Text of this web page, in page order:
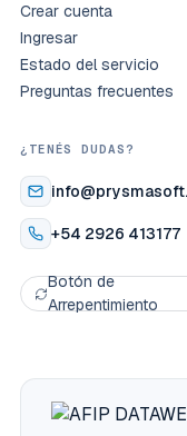
Crear cuenta
Ingresar
Estado del servicio
Preguntas frecuentes
¿TENÉS DUDAS?
+54 2926 413177
Botón de
Arrepentimiento